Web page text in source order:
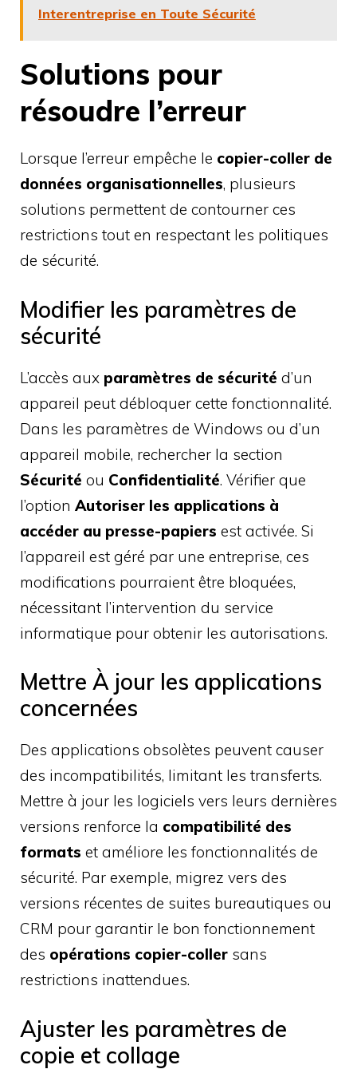
Interentreprise en Toute Sécurité
Solutions pour
résoudre l’erreur
Lorsque l’erreur empêche le copier-coller de
données organisationnelles, plusieurs
solutions permettent de contourner ces
restrictions tout en respectant les politiques
de sécurité.
Modifier les paramètres de
sécurité
L’accès aux paramètres de sécurité d’un
appareil peut débloquer cette fonctionnalité.
Dans les paramètres de Windows ou d’un
appareil mobile, rechercher la section
Sécurité ou Confidentialité. Vérifier que
l’option Autoriser les applications à
accéder au presse-papiers est activée. Si
l’appareil est géré par une entreprise, ces
modifications pourraient être bloquées,
nécessitant l’intervention du service
informatique pour obtenir les autorisations.
Mettre À jour les applications
concernées
Des applications obsolètes peuvent causer
des incompatibilités, limitant les transferts.
Mettre à jour les logiciels vers leurs dernières
versions renforce la compatibilité des
formats et améliore les fonctionnalités de
sécurité. Par exemple, migrez vers des
versions récentes de suites bureautiques ou
CRM pour garantir le bon fonctionnement
des opérations copier-coller sans
restrictions inattendues.
Ajuster les paramètres de
copie et collage